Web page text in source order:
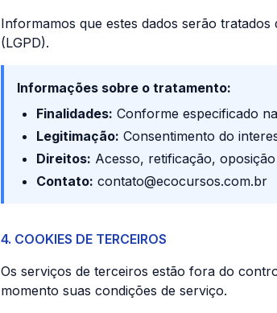
Informamos que estes dados serão
(LGPD).
Informações sobre o tratamento:
Finalidades: Conforme especificado
Legitimação: Consentimento do
Direitos: Acesso, retificação,
Contato: contato@ecocursos.com.br
4. COOKIES DE TERCEIROS
Os serviços de terceiros estão fora do
momento suas condições de serviço.